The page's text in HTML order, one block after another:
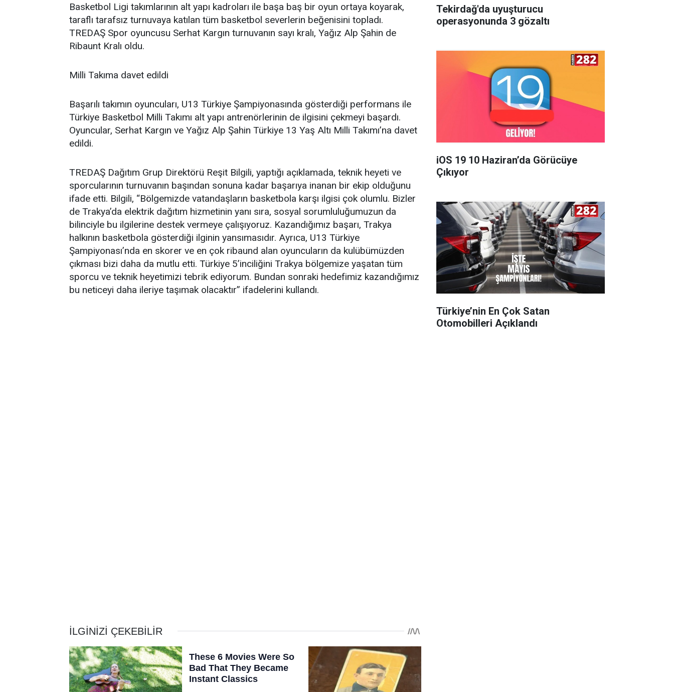
Basketbol Ligi takımlarının alt yapı kadroları ile başa baş bir oyun ortaya koyarak,
taraflı tarafsız turnuvaya katılan tüm basketbol severlerin beğenisini topladı.
TREDAŞ Spor oyuncusu Serhat Kargın turnuvanın sayı kralı, Yağız Alp Şahin de
Ribaunt Kralı oldu.
Milli Takıma davet edildi
Başarılı takımın oyuncuları, U13 Türkiye Şampiyonasında gösterdiği performans ile
Türkiye Basketbol Milli Takımı alt yapı antrenörlerinin de ilgisini çekmeyi başardı.
Oyuncular, Serhat Kargın ve Yağız Alp Şahin Türkiye 13 Yaş Altı Milli Takımı’na davet
edildi.
TREDAŞ Dağıtım Grup Direktörü Reşit Bilgili, yaptığı açıklamada, teknik heyeti ve
sporcularının turnuvanın başından sonuna kadar başarıya inanan bir ekip olduğunu
ifade etti. Bilgili, “Bölgemizde vatandaşların basketbola karşı ilgisi çok olumlu. Bizler
de Trakya’da elektrik dağıtım hizmetinin yanı sıra, sosyal sorumluluğumuzun da
bilinciyle bu ilgilerine destek vermeye çalışıyoruz. Kazandığımız başarı, Trakya
halkının basketbola gösterdiği ilginin yansımasıdır. Ayrıca, U13 Türkiye
Şampiyonası’nda en skorer ve en çok ribaund alan oyuncuların da kulübümüzden
çıkması bizi daha da mutlu etti. Türkiye 5’inciliğini Trakya bölgemize yaşatan tüm
sporcu ve teknik heyetimizi tebrik ediyorum. Bundan sonraki hedefimiz kazandığımız
bu neticeyi daha ileriye taşımak olacaktır” ifadelerini kullandı.
Tekirdağ'da uyuşturucu
operasyonunda 3 gözaltı
iOS 19 10 Haziran’da Görücüye
Çıkıyor
Türkiye’nin En Çok Satan
Otomobilleri Açıklandı